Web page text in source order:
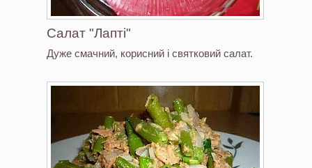
Салат "Лапті"
Дуже смачний, корисний і святковий салат.